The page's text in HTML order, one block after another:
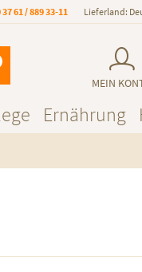
Lieferland:
37 61 / 889 33-11
MEIN
Ernährung